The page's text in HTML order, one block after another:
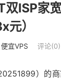
ISP家
元）
便宜VPS 评论(0)
）的